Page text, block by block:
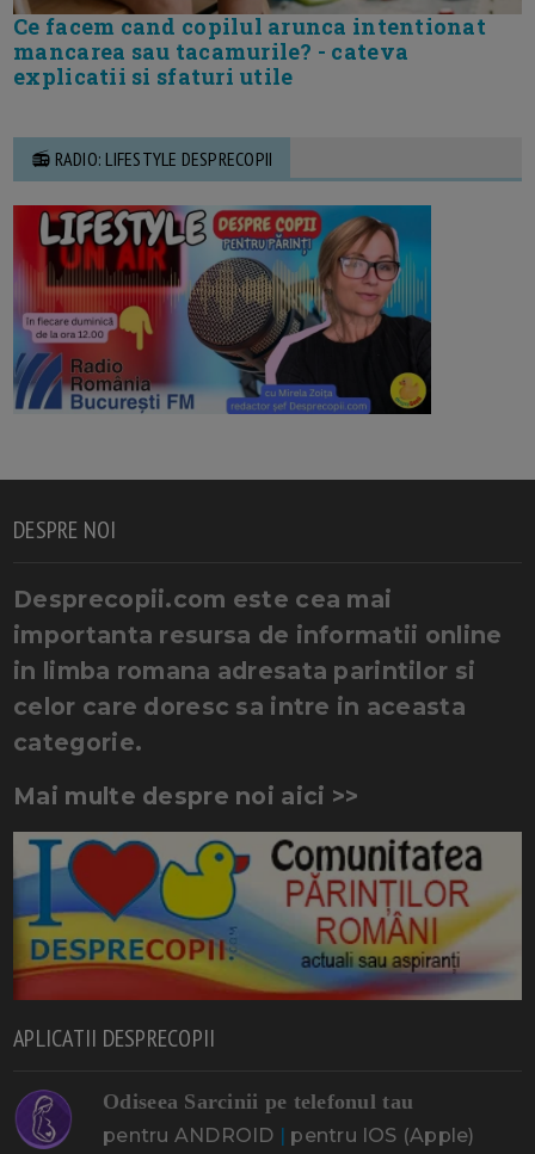
Ce facem cand copilul arunca intentionat
mancarea sau tacamurile? - cateva
explicatii si sfaturi utile
📻 RADIO: LIFESTYLE DESPRECOPII
DESPRE NOI
Desprecopii.com este cea mai
importanta resursa de informatii online
in limba romana adresata parintilor si
celor care doresc sa intre in aceasta
categorie.
Mai multe despre noi aici >>
APLICATII DESPRECOPII
Odiseea Sarcinii pe telefonul tau
pentru ANDROID | pentru IOS (Apple)